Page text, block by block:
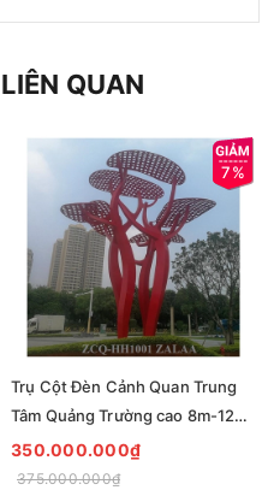
QUAN
7%
Trụ Cột Đèn Cảnh Quan Trung
Tâm Quảng Trường cao 8m-12m
ZCQ-HH1001 ZALAA Fortune
Tree Series
350.000.000₫
375.000.000₫